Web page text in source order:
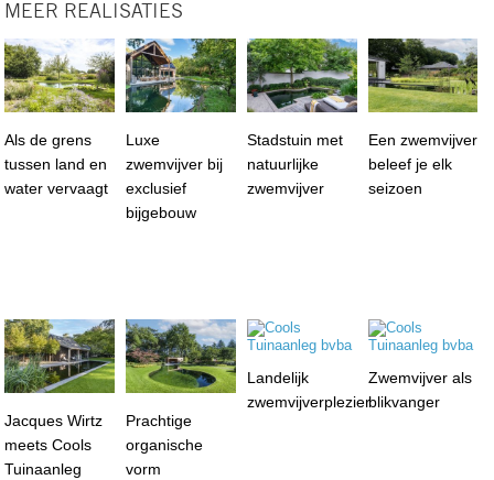
MEER REALISATIES
Als de grens
tussen land en
water vervaagt
Luxe
zwemvijver bij
exclusief
bijgebouw
Stadstuin met
natuurlijke
zwemvijver
Een zwemvijver
beleef je elk
seizoen
Jacques Wirtz
meets Cools
Tuinaanleg
Prachtige
organische
vorm
Landelijk
zwemvijverplezier
Zwemvijver als
blikvanger